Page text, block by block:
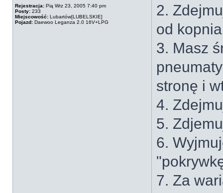
Rejestracja: Pią Wrz 23, 2005 7:40 pm
Posty: 233
Miejscowość: Lubartów[LUBELSKIE]
Pojazd: Daewoo Leganza 2.0 16V+LPG
2.
od
3. Masz
stronę i
4.
5.
6.
7. Za